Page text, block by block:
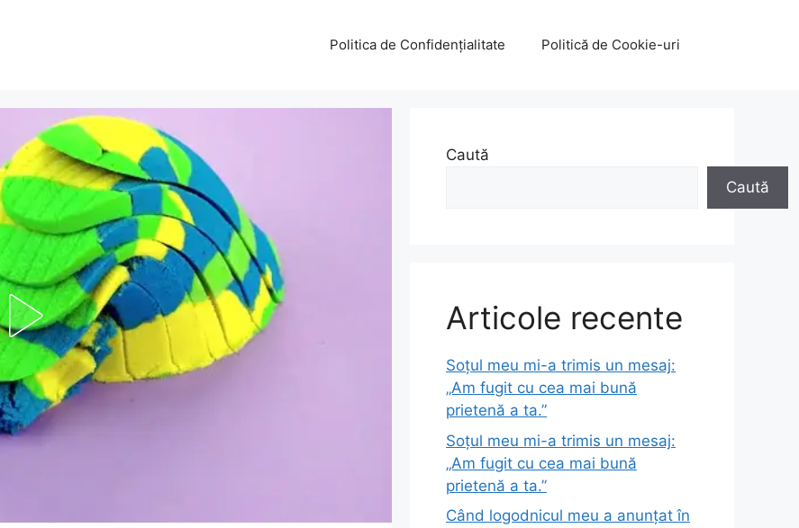
Politica de Confidențialitate Politică de Cookie-uri
Caută
Caută
Articole recente
Soțul meu mi-a trimis un mesaj:
„Am fugit cu cea mai bună
prietenă a ta.”
Soțul meu mi-a trimis un mesaj:
„Am fugit cu cea mai bună
prietenă a ta.”
Când logodnicul meu a anunțat în